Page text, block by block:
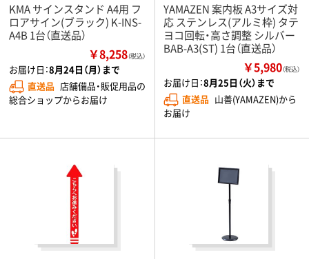
KMA サインスタンド A4用 フ
ロアサイン(ブラック) K-INS-
A4B 1台（直送品）
￥8,258（税込）
お届け日：8月24日（月）まで
直送品 店舗備品・販促用品の
総合ショップからお届け
YAMAZEN 案内板 A3サイズ対
応 ステンレス(アルミ枠) タテ
ヨコ回転・高さ調整 シルバー
BAB-A3(ST) 1台（直送品）
￥5,980（税込）
お届け日：8月25日（火）まで
直送品 山善(YAMAZEN)から
お届け